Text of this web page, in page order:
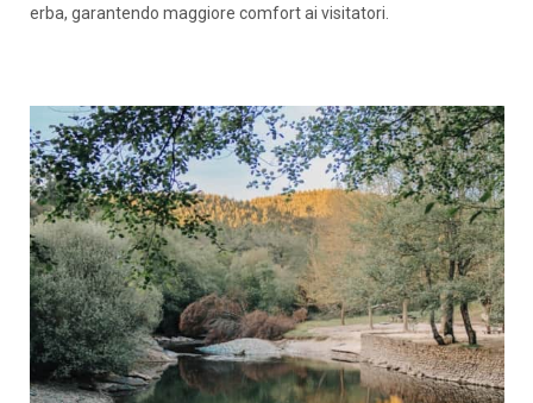
erba, garantendo maggiore comfort ai visitatori.